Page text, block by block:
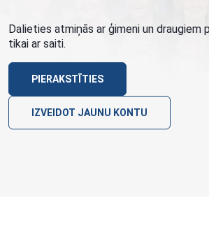
Dalieties atmiņās ar ģimeni un draugiem
tikai ar saiti.
PIERAKSTĪTIES
IZVEIDOT JAUNU KONTU